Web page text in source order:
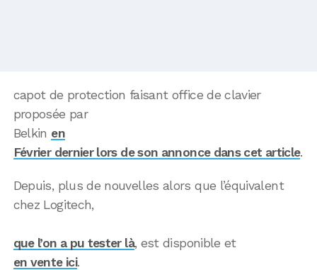
capot de protection faisant office de clavier
proposée par
Belkin en
Février dernier lors de son annonce dans cet article.
Depuis, plus de nouvelles alors que l’équivalent
chez Logitech,
que l’on a pu tester là, est disponible et
en vente ici.